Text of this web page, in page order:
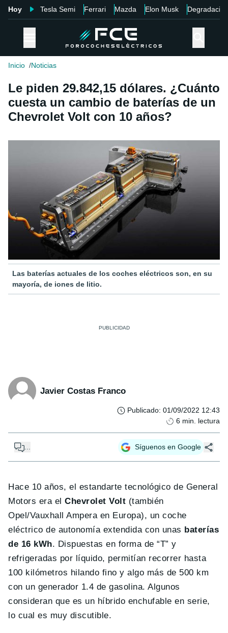
Hoy Tesla Semi Ferrari Mazda Elon Musk Degradación
Inicio Noticias
Le piden 29.842,15 dólares. ¿Cuánto
cuesta un cambio de baterías de un
Chevrolet Volt con 10 años?
Las baterías actuales de los coches eléctricos son, en su
mayoría, de iones de litio.
Javier Costas Franco
Publicado: 01/09/2022 12:43
6 min. lectura
... Síguenos en Google
Hace 10 años, el estandarte tecnológico de General
Motors era elChevrolet Volt (también
Opel/Vauxhall Ampera en Europa), un coche
eléctrico de autonomía extendida con unas baterías
de 16 kWh. Dispuestas en forma de “T” y
refrigeradas por líquido, permitían recorrer hasta
100 kilómetros hilando fino y algo más de 500 km
con un generador 1.4 de gasolina. Algunos
consideran que es un híbrido enchufable en serie,
lo cual es muy discutible.